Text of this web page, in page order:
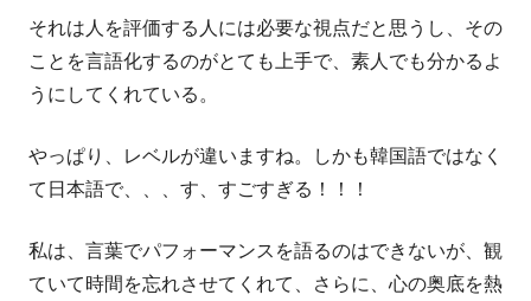
それは人を評価する人には必要な視点だと思うし、その
ことを言語化するのがとても上手で、素人でも分かるよ
うにしてくれている。
やっぱり、レベルが違いますね。しかも韓国語ではなく
て日本語で、、、す、すごすぎる！！！
私は、言葉でパフォーマンスを語るのはできないが、観
ていて時間を忘れさせてくれて、さらに、心の奥底を熱